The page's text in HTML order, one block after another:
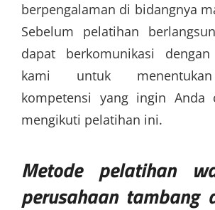
berpengalaman di bidangnya
Sebelum pelatihan
dapat berkomunikasi
kami untuk
kompetensi yang ingin Anda
mengikuti pelatihan ini.
Metode pelatihan
perusahaan tambang